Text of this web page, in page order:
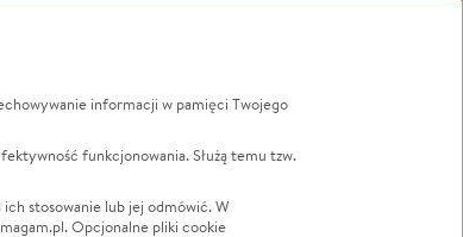
LGBTQ+
Powódź
Wichura
informacji w pamięci Twojego
funkcjonowania. Służą temu tzw.
stosowanie lub jej odmówić. W
Opcjonalne pliki cookie